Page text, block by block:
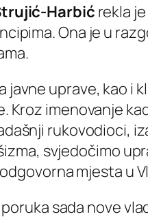
Harbićrekla
Ona je u
uprave, kao i
Kroz imenovanje
rukovodioci,
svjedočimo
mjesta u
sada nove